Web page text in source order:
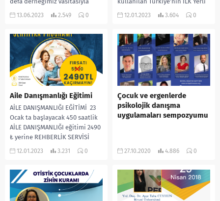
konuşulmaya başlanan Ev
13.06.2023 2.549 0
ve Milli Zeka Testi ASİS ZEKA...
12.01.2023 3.604 0
Aile Danışmanlığı Eğitimi
AİLE DANIŞMANLIĞI EĞİTİMİ 23
Ocak ta başlayacak 450 saatlik
AİLE DANIŞMANLIĞI eğitimi 2490
₺ yerine REHBERLİK SERVİSİ
sayfasına özel % 25...
12.01.2023 3.231 0
Çocuk ve ergenlerde
psikolojik danışma
uygulamaları sempozyumu
27.10.2020 4.886 0